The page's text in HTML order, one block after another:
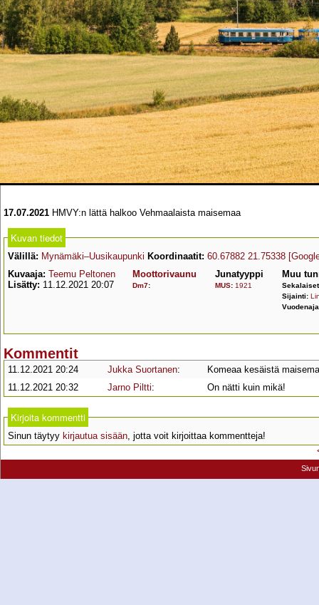
17.07.2021 HMVY:n lättä halkoo Vehmaalaista maisemaa
Kuvan tiedot
Välillä: Mynämäki–Uusikaupunki Koordinaatit: 60.67882 21.75338
Kuvaaja: Teemu Peltonen
Lisätty: 11.12.2021 20:07
Moottorivaunu
Dm7:
Junatyyppi
MUS: 1921
Muu
Sijainti:
Kommentit
11.12.2021 20:24 Jukka Suortanen:
Komeaa kesäistä
11.12.2021 20:32
Jarno Piltti: On nätti kuin mikä!
Kirjoita kommentti
Sinun täytyy kirjautua sisään, jotta voit kirjoittaa kommentteja!